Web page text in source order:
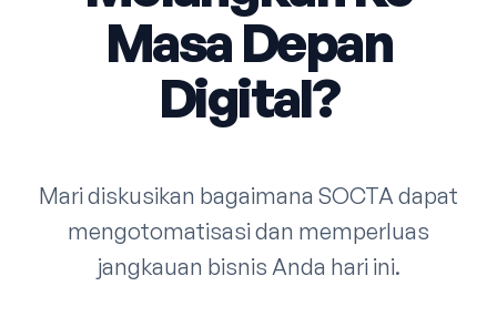
Masa Depan
Digital?
Mari diskusikan bagaimana SOCTA dapat
mengotomatisasi dan memperluas
jangkauan bisnis Anda hari ini.